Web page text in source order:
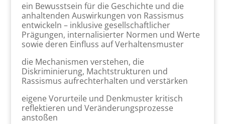
ein Bewusstsein für die Geschichte und die
anhaltenden Auswirkungen von Rassismus
entwickeln – inklusive gesellschaftlicher
Prägungen, internalisierter Normen und Werte
sowie deren Einfluss auf Verhaltensmuster
die Mechanismen verstehen, die
Diskriminierung, Machtstrukturen und
Rassismus aufrechterhalten und verstärken
eigene Vorurteile und Denkmuster kritisch
reflektieren und Veränderungsprozesse
anstoßen